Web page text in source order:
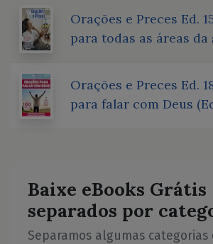
Orações e Preces Ed.
para todas as áreas da
Orações e Preces Ed.
para falar com Deus
Baixe eBooks Grátis
separados por
Separamos algumas categorias